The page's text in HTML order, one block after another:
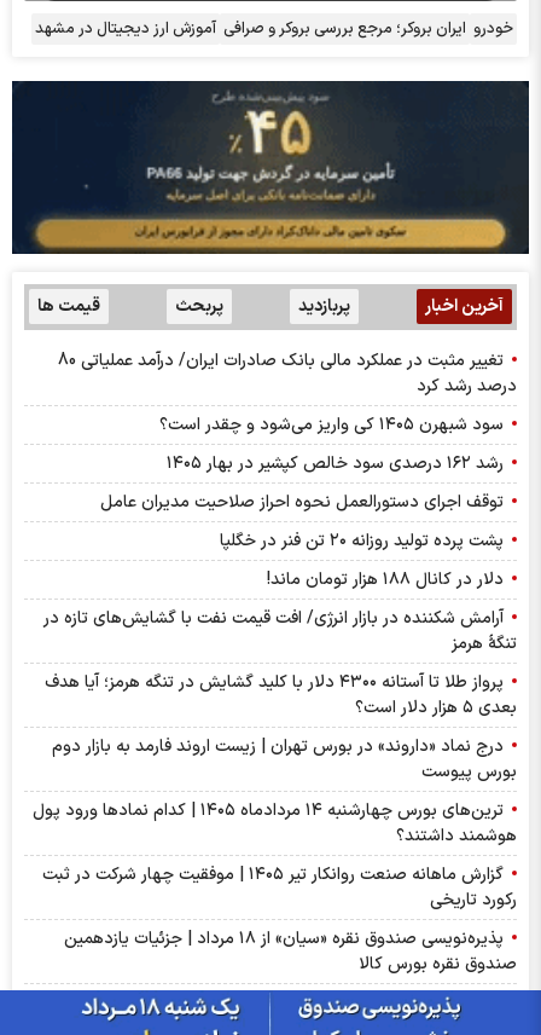
خودرو ایران بروکر؛ مرجع بررسی بروکر و صرافی آموزش ارز دیجیتال در مشهد
آخرین اخبار پربازدید پربحث قیمت ها
تغییر مثبت در عملکرد مالی بانک صادرات ایران/ درآمد عملیاتی 80
درصد رشد کرد
سود شبهرن ۱۴۰۵ کی واریز می‌شود و چقدر است؟
رشد ۱۶۲ درصدی سود خالص کپشیر در بهار ۱۴۰۵
توقف اجرای دستورالعمل نحوه احراز صلاحیت مدیران عامل
پشت پرده تولید روزانه ۲۰ تن فنر در خگلپا
دلار در کانال ۱۸۸ هزار تومان ماند!
آرامش شکننده در بازار انرژی/ افت قیمت نفت با گشایش‌های تازه در
تنگۀ هرمز
پرواز طلا تا آستانه ۴۳۰۰ دلار با کلید گشایش در تنگه هرمز؛ آیا هدف
بعدی ۵ هزار دلار است؟
درج نماد «داروند» در بورس تهران | زیست اروند فارمد به بازار دوم
بورس پیوست
ترین‌های بورس چهارشنبه ۱۴ مردادماه ۱۴۰۵ | کدام نماد‌ها ورود پول
هوشمند داشتند؟
گزارش ماهانه صنعت روانکار تیر ۱۴۰۵ | موفقیت چهار شرکت در ثبت
رکورد تاریخی
پذیره‌نویسی صندوق نقره «سیان» از ۱۸ مرداد | جزئیات یازدهمین
صندوق نقره بورس کالا
عرضه اولیه «احیا» در راه فرابورس | جزئیات عرضه اولیه احیا و میزان
نقدینگی مورد نیاز